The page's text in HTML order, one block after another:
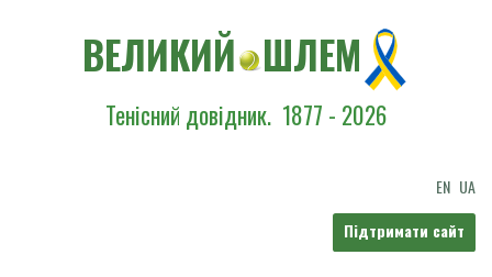
ВЕЛИКИЙ ШЛЕМ
Тенісний довідник. 1877 - 2026
EN UA
Підтримати сайт